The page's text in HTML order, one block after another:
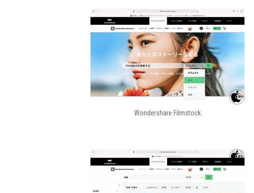
Wondershare Filmstock